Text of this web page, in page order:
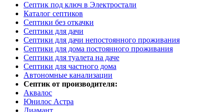
Септик под ключ в Электростали
Каталог септиков
Септики без откачки
Септики для дачи
Септики для дачи непостоянного проживания
Септики для дома постоянного проживания
Септики для туалета на даче
Септики для частного дома
Автономные канализации
Септик от производителя:
Аквалос
Юнилос Астра
Диамант